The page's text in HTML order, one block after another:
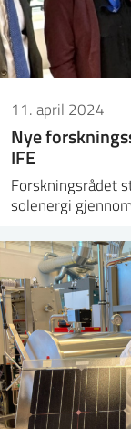
11. april 2024
Nye
IFE
Forskningsrådet
solenergi